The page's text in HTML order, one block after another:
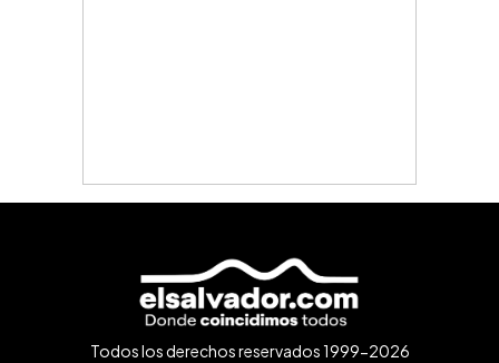
Todos los derechos reservados 1999-2026